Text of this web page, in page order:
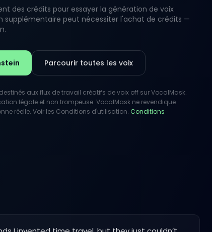
des crédits pour essayer la génération de voix
supplémentaire peut nécessiter l'achat de crédits —
Parcourir toutes les voix
aux flux de travail créatifs de voix off sur VocalMask.
légale et non trompeuse. VocalMask ne revendique
réelle. Voir les Conditions d'utilisation. Conditions